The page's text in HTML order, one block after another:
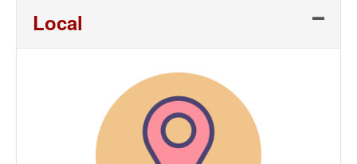
Local